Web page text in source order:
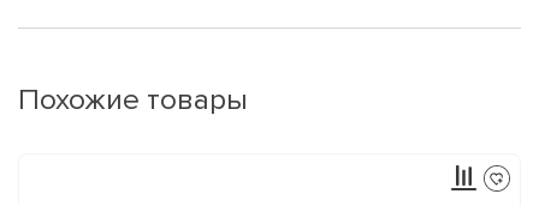
Похожие товары